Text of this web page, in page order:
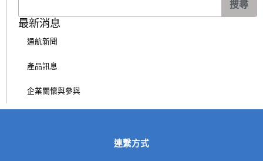
搜尋
最新消息
通航新聞
產品訊息
企業關懷與參與
連繫方式